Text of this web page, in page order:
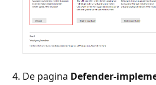
De pagina Defender-